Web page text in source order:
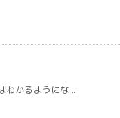
わかるようにな ...